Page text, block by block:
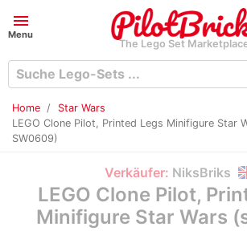
menu
Menu
The Lego Set
Home
Star Wars
LEGO Clone Pilot, Printed Legs Minifigure Star
SW0609)
Verkäufer: NiksBriks
LEGO Clone Pilot,
Minifigure Star Wars